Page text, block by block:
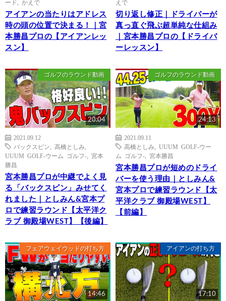
ード
かえで
アイアンの当たりはアドレス
時の頭の位置で決まる！｜宮
本勝昌プロの【アイアンレッ
スン】
えで
切り返し修正｜ドライバーが
真っ直ぐ飛ぶ超単純な仕組み
｜宮本勝昌プロの【ドライバ
ーレッスン】
ゴルフのラウンド動画
20:04
2021.09.12
バックスピン
高橋としみ
UUUM GOLF-ウーム ゴルフ-
宮本
勝昌
宮本勝昌プロが中継でよく見
る「バックスピン」みせてく
れました｜としみん&宮本プ
ロで練習ラウンド【太平洋ク
ラブ 御殿場WEST】【後編】
ゴルフのラウンド動画
24:13
2021.09.11
高橋としみ
UUUM GOLF-ウー
ム ゴルフ-
宮本勝昌
宮本勝昌プロが短めのドライ
バーを使う理由｜としみん&
宮本プロで練習ラウンド【太
平洋クラブ 御殿場WEST】
【前編】
フェアウェイウッドの打ち方
14:46
アイアンの打ち方
17:10